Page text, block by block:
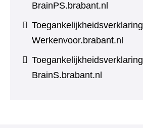
BrainPS.brabant.nl
Toegankelijkheidsverklaring
Werkenvoor.brabant.nl
Toegankelijkheidsverklaring
BrainS.brabant.nl